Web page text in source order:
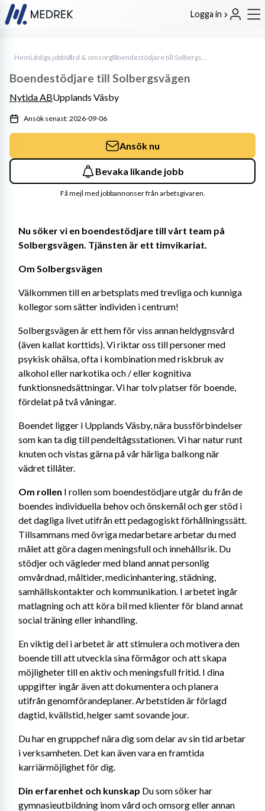
Logga in
HemLediga jobbVård & omsorg Boendestödjare till Solbergsvägen
Nu söker vi en boendestödjare till vårt team på
Solbergsvägen. Tjänsten är ett timvikariat.
Om Solbergsvägen
Välkommen till en arbetsplats med trevliga och kunniga
kollegor som sätter individen i centrum!
Solbergsvägen är ett hem för viss annan heldygnsvård
(även kallat korttids). Vi riktar oss till personer med
psykisk ohälsa, ofta i kombination med riskbruk av
alkohol eller narkotika och / eller kognitiva
funktionsnedsättningar. Vi har tolv platser för boende,
fördelat på två våningar.
Boendet ligger i Upplands Väsby, nära bussförbindelser
som kan ta dig till pendeltågsstationen. Vi har natur runt
knuten och vistas gärna på vår härliga balkong när
vädret tillåter.
Om rollen I rollen som boendestödjare utgår du från de
boendes individuella behov och önskemål och ger stöd i
det dagliga livet utifrån ett pedagogiskt förhållningssätt.
Tillsammans med övriga medarbetare arbetar du med
målet att göra dagen meningsfull och innehållsrik. Du
stödjer och vägleder med bland annat personlig
omvårdnad, måltider, medicinhantering, städning,
samhällskontakter och kommunikation. I arbetet ingår
matlagning och att köra bil med klienter för bland annat
social träning eller inhandling.
En viktig del i arbetet är att stimulera och motivera den
boende till att utveckla sina förmågor och att skapa
möjligheter till en aktiv och meningsfull fritid. I dina
uppgifter ingår även att dokumentera och planera
utifrån genomförandeplaner. Arbetstiden är förlagd
dagtid, kvällstid, helger samt sovande jour.
Du har en gruppchef nära dig som delar av sin tid arbetar
i verksamheten. Det kan även vara en framtida
karriärmöjlighet för dig.
Din erfarenhet och kunskap Du som söker har
gymnasieutbildning inom vård och omsorg eller annan
Boendestödjare till Solbergsvägen
Nytida ABUpplands Väsby
Ansök senast: 2026-09-06
Ansök nu
Bevaka likande jobb
Få mejl med jobbannonser från arbetsgivaren.